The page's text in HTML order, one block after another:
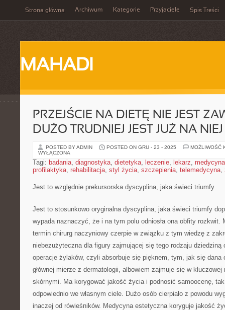
Strona główna Archiwum Kategorie Przyjaciele Spis Treści
MAHADI
PRZEJŚCIE NA DIETĘ NIE JEST
DUŻO TRUDNIEJ JEST JUŻ NA
POSTED BY ADMIN POSTED ON GRU - 23 - 2025
MOŻLIWOŚĆ
WYŁĄCZONA
Tagi: badania, diagnostyka, dietetyka, leczenie, lekarz, medycyna
profilaktyka, rehabilitacja, styl życia, szczepienia, telemedycyna,
Jest to względnie prekursorska dyscyplina, jaka świeci triumfy
Jest to stosunkowo oryginalna dyscyplina, jaka świeci triumfy
wypada naznaczyć, że i na tym polu odniosła ona obfity rozkwit.
termin chirurg naczyniowy czerpie w związku z tym wiedzę z
niebezużyteczna dla figury zajmującej się tego rodzaju
operacje żylaków, czyli absorbuje się pięknem, tym, jak się dana
głównej mierze z dermatologii, albowiem zajmuje się w
skórnymi. Ma korygować jakość życia i podnosić samoocenę,
odpowiednio we własnym ciele. Dużo osób cierpiało z powodu
inaczej od rówieśników. Medycyna estetyczna koryguje jakość